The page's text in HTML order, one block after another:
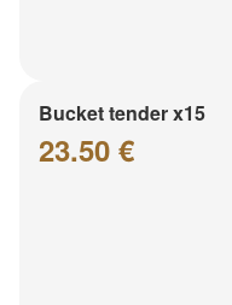
Bucket tender x15
23.50 €